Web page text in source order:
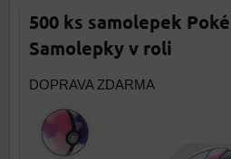
500 ks samolepek
Samolepky v roli
DOPRAVA ZDARMA